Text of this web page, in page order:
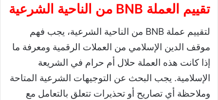
تقييم العملة BNB من الناحية الشرعية
لتقييم عملة BNB من الناحية الشرعية، يجب فهم
موقف الدين الإسلامي من العملات الرقمية ومعرفة ما
إذا كانت هذه العملة حلال أم حرام في الشريعة
الإسلامية. يجب البحث عن التوجيهات الشرعية المتاحة
وملاحظة أي تصاريح أو تحذيرات تتعلق بالتعامل مع